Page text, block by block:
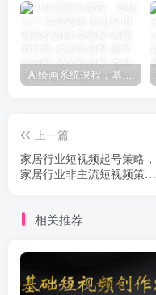
AI绘画系统课程，基础入门-实战案例-商业应用
上一篇
家居行业短视频起号策略，
家居行业非主流短视频策略
相关推荐